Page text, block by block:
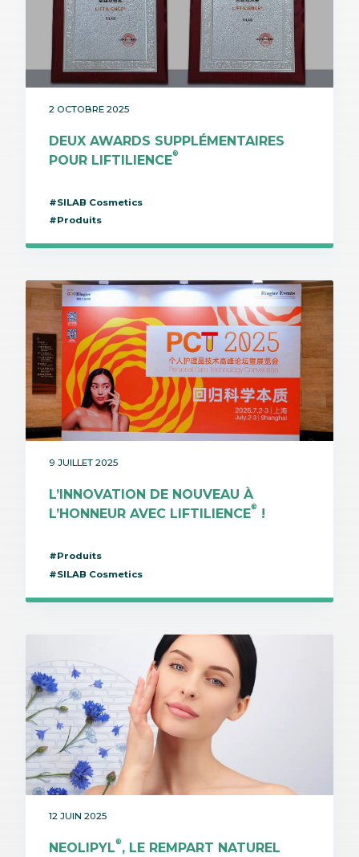
2 OCTOBRE 2025
DEUX AWARDS SUPPLÉMENTAIRES
POUR LIFTILIENCE®
#SILAB Cosmetics
#Produits
9 JUILLET 2025
L’INNOVATION DE NOUVEAU À
L’HONNEUR AVEC LIFTILIENCE® !
#Produits
#SILAB Cosmetics
12 JUIN 2025
NEOLIPYL®, LE REMPART NATUREL